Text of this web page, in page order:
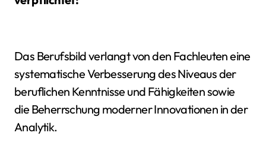
Das Berufsbild verlangt von den Fachleuten eine
systematische Verbesserung des Niveaus der
beruflichen Kenntnisse und Fähigkeiten sowie
die Beherrschung moderner Innovationen in der
Analytik.